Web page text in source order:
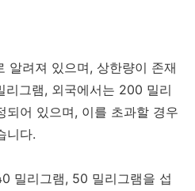
알려져 있으며, 상한량이 존재
리그램, 외국에서는 200 밀리
되어 있으며, 이를 초과할 경우
니다.
밀리그램, 50 밀리그램을 섭